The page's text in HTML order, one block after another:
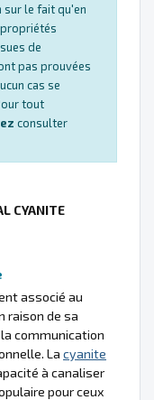
le fait qu'en
de
pas prouvées
cas se
tout
consulter
CYANITE
associé au
raison de sa
communication
La cyanite
à canaliser
pour ceux